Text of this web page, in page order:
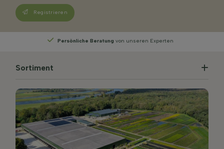
Registrieren
WählenSie Ihre Lieferwoche
Sortiment